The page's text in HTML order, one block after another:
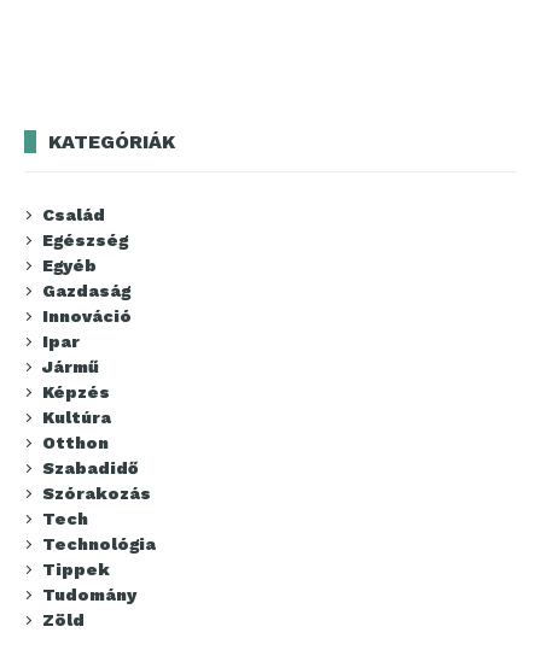
KATEGÓRIÁK
Család
Egészség
Egyéb
Gazdaság
Innováció
Ipar
Jármű
Képzés
Kultúra
Otthon
Szabadidő
Szórakozás
Tech
Technológia
Tippek
Tudomány
Zöld